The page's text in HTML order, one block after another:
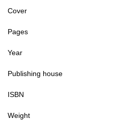
Cover
Pages
Year
Publishing house
ISBN
Weight